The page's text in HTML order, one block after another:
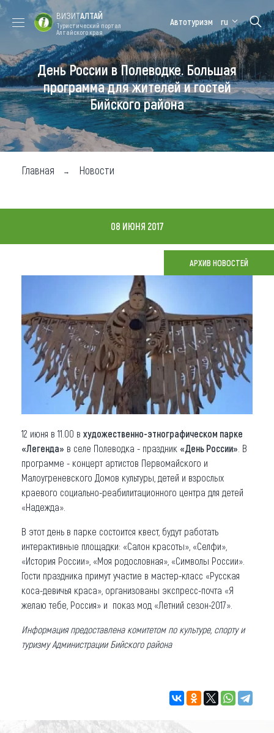
Форум VISIT
ALTAI
Цветение
маральника
Медицинский
форум
Алтайская
зимовка
Туры
Где побывать
Чем заняться
Карта
Что привезти (сувениры)
О регионе
Коллекция впечатлений
Другие рубрики
ВИЗИТАЛТАЙ
Туристический портал
Алтайского края
Автотуризм ru
День России в Полеводке. Большая
программа для жителей и гостей
Бийского района
Главная Новости
08 ИЮНЯ 2017
АРХИВ НОВОСТЕЙ
12 июня в 11.00 в художественно-этнографическом парке
«Легенда» в селе Полеводка - праздник «День России» . В
программе - концерт артистов Первомайского и
Малоугреневского Домов культуры, детей и взрослых
краевого социально-реабилитационного центра для детей
«Надежда».
В этот день в парке состоится квест, будут работать
интерактивные площадки: «Салон красоты», «Селфи»,
«История России», «Моя родословная», «Символы России».
Гости праздника примут участие в мастер-класс «Русская
коса-девичья краса», организованы экспресс-почта «Я
желаю тебе, Россия» и показ мод «Летний сезон-2017».
Информация предоставлена комитетом по культуре, спорту и
туризму Администрации Бийского района